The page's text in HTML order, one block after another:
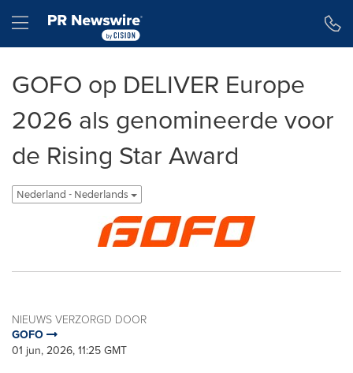
Hamburger menu
GOFO op DELIVER Europe
2026 als genomineerde voor
de Rising Star Award
Nederland - Nederlands
NIEUWS VERZORGD DOOR
GOFO
01 jun, 2026, 11:25 GMT